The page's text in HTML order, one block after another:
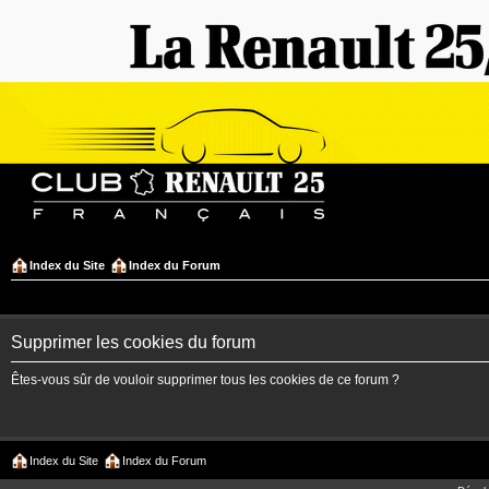
Index du Site Index du Forum
Supprimer les cookies du forum
Êtes-vous sûr de vouloir supprimer tous les cookies de ce forum ?
Index du Site Index du Forum